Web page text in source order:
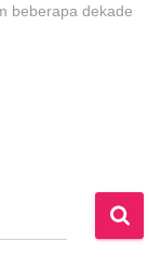
beberapa dekade